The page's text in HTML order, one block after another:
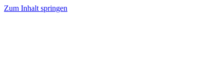
Zum Inhalt springen